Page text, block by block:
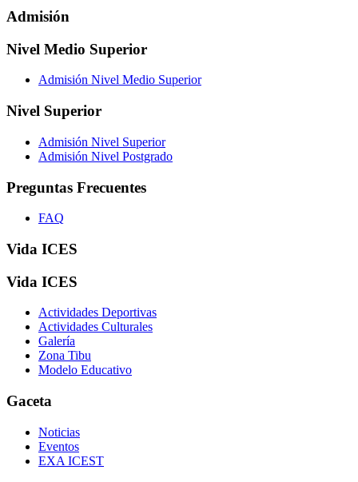
Admisión
Nivel Medio Superior
Admisión Nivel Medio Superior
Nivel Superior
Admisión Nivel Superior
Admisión Nivel Postgrado
Preguntas Frecuentes
FAQ
Vida ICES
Vida ICES
Actividades Deportivas
Actividades Culturales
Galería
Zona Tibu
Modelo Educativo
Gaceta
Noticias
Eventos
EXA ICEST